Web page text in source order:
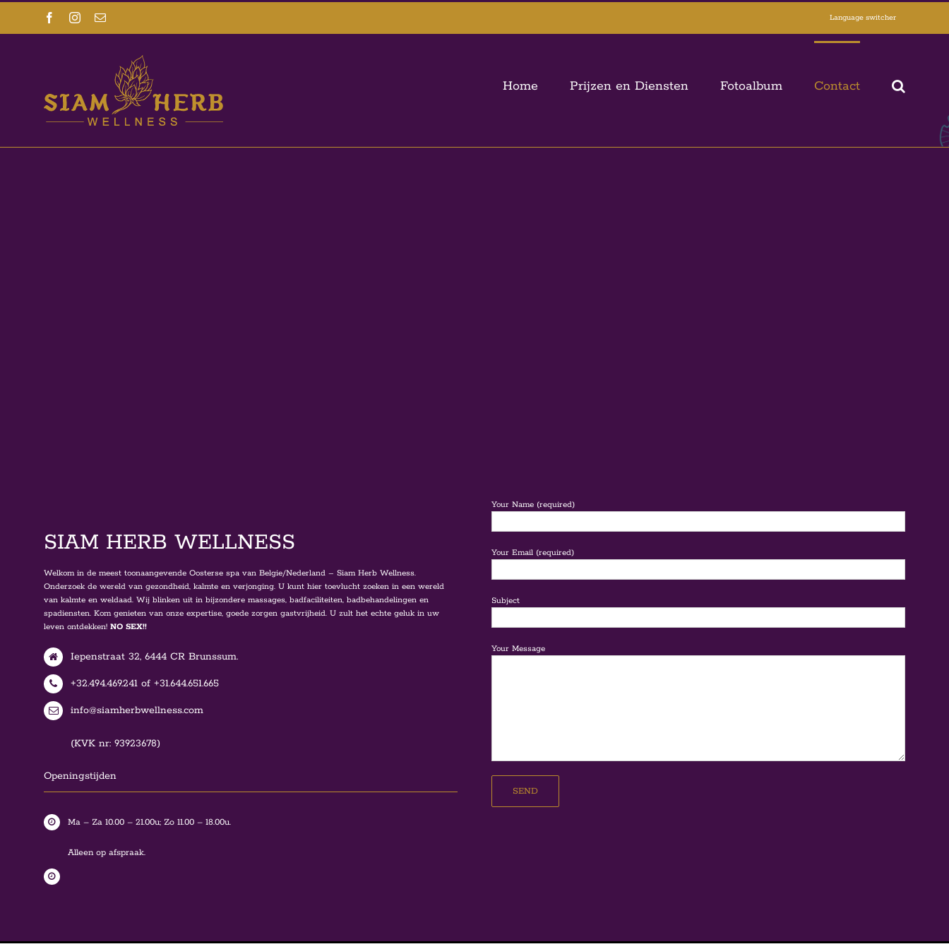
FacebookInstagram
Email Language switcher
Home Prijzen en Diensten Fotoalbum Contact
SIAM HERB WELLNESS
Welkom in de meest toonaangevende Oosterse spa van Belgie/Nederland – Siam Herb Wellness.
Onderzoek de wereld van gezondheid, kalmte en verjonging. U kunt hier toevlucht zoeken in een wereld
van kalmte en weldaad. Wij blinken uit in bijzondere massages, badfaciliteiten, badbehandelingen en
spadiensten. Kom genieten van onze expertise, goede zorgen gastvrijheid. U zult het echte geluk in uw
leven ontdekken! NO SEX!!
Iepenstraat 32, 6444 CR Brunssum.
+32.494.469.241 of +31.644.651.665
info@siamherbwellness.com
(KVK nr: 93923678)
Openingstijden
Ma – Za 10.00 – 21.00u; Zo 11.00 – 18.00u.
Alleen op afspraak.
Your Name (required)
Your Email (required)
Subject
Your Message